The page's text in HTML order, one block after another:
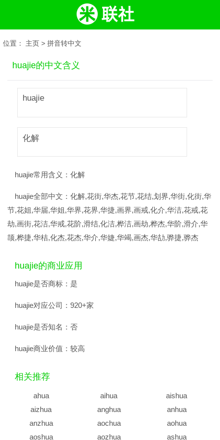
位置： 主页 > 拼音转中文
huajie的中文含义
huajie
化解
huajie常用含义： 化解
huajie全部中文： 化解,花街,华杰,花节,花结,划界,华街,化街,华
节,花姐,华届,华姐,华界,花界,华捷,画界,画戒,化介,华洁,花戒,花
劫,画街,花洁,华戒,花阶,滑结,化洁,桦洁,画劫,桦杰,华阶,滑介,华
颉,桦捷,华桔,化杰,花杰,华介,华婕,华竭,画杰,华劼,骅捷,骅杰
huajie的商业应用
huajie是否商标： 是
huajie对应公司： 920+家
huajie是否知名： 否
huajie商业价值： 较高
相关推荐
ahua aihua
aishua
aizhua
anghua
anhua
anzhua
aochua
aohua
aoshua
aozhua ashua